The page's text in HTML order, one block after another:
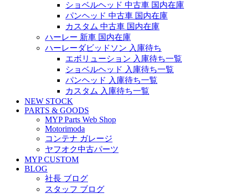
ショベルヘッド 中古車 国内在庫
パンヘッド 中古車 国内在庫
カスタム 中古車 国内在庫
ハーレー 新車 国内在庫
ハーレーダビッドソン 入庫待ち
エボリューション 入庫待ち一覧
ショベルヘッド 入庫待ち一覧
パンヘッド 入庫待ち一覧
カスタム 入庫待ち一覧
NEW STOCK
PARTS & GOODS
MYP Parts Web Shop
Motorimoda
コンテナ ガレージ
ヤフオク中古パーツ
MYP CUSTOM
BLOG
社長 ブログ
スタッフ ブログ